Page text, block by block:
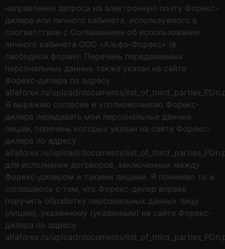
направления запроса на электронную почту Форекс-
дилера или личного кабинета, используемого в
соответствии с Соглашением об использовании
личного кабинета ООО «Альфа-Форекс» (в
свободной форме). Перечень передаваемых
персональных данных также указан на сайте
Форекс-дилера по адресу
alfaforex.ru/upload/documents/
Я выражаю согласие и уполномочиваю Форекс-
дилера передавать мои персональные данные
лицам, перечень которых указан на сайте Форекс-
дилера по адресу
alfaforex.ru/upload/documents/
для исполнения договоров, заключенных между
Форекс-дилером и такими лицами. Я понимаю то и
соглашаюсь с тем, что Форекс-дилер вправе
поручить обработку персональных данных лицу
(лицам), указанному (указанным) на сайте Форекс-
дилера по адресу
alfaforex.ru/upload/documents/